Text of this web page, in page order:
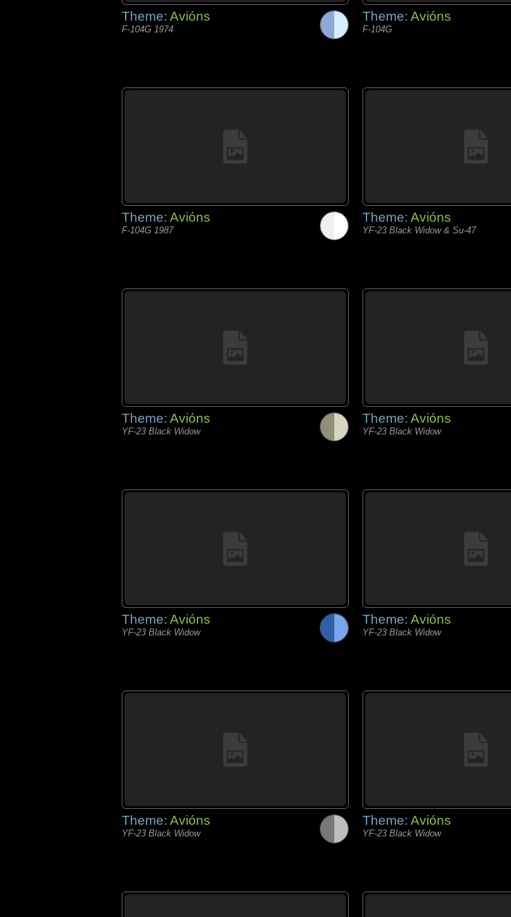
Theme: Avións
F-104G 1974
Theme: Avións
F-104G
Theme: Avións
F-104G 1987
Theme: Avións
YF-23 Black Widow & Su-47
Theme: Avións
YF-23 Black Widow
Theme: Avións
YF-23 Black Widow
Theme: Avións
YF-23 Black Widow
Theme: Avións
YF-23 Black Widow
Theme: Avións
YF-23 Black Widow
Theme: Avións
YF-23 Black Widow